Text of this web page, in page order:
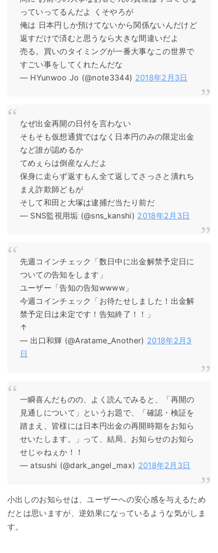
っていってるんだよ くそやろが
俺は 日本円しか預けてないから関係ないんだけど
返すだけで済むと思うなら大きな間違いだよ
売る。買いのタイミングが一番大事なこの世界で
すごい事をしてくれたんだな
— HYunwoo Jo (@note3344) 2018年2月3日
なぜ出金再開の日付を言わない
そもそも仮想通貨ではなく日本円のみの限定出金
など誰が認めるか
てめぇらは倒産なんだよ
保身に走らず返すもん全て返してさっさと潰れち
まえ詐欺師どもが
そして和田と大塚は逮捕だ当たり前だ
— SNS監視用垢 (@sns_kanshi) 2018年2月3日
先週コインチェック「数日中に出金解禁予定日に
ついての告知をします」
ユーザー「告知の告知wwww」
今週コインチェック「お待たせしました！出金解
禁予定日は未定です！告知終了！！」
↑
— 出口和輝 (@Aratame_Another) 2018年2月3
日
一瞬喜んだものの、よく読んでみると、「再開の
見通しについて」というお題で、「確認・検証を
踏まえ、皆様には日本円出金の再開時期をお知ら
せいたします。」って、結局、お知らせのお知ら
せじゃねぇか！！
— atsushi (@dark_angel_max) 2018年2月3日
小出しのお知らせは、ユーザーへの安心感を与えるため
だとは思いますが、逆効果になっているような気がしま
す。